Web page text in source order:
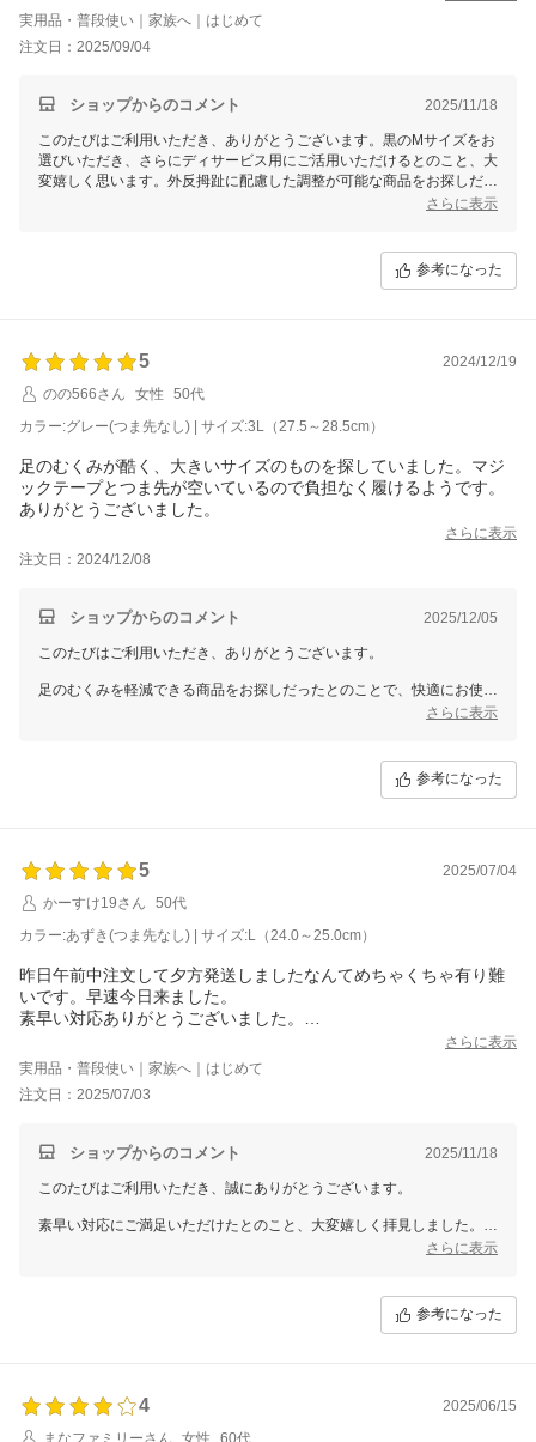
楽に履けるものを探してました
軽いし、安全に使用できそうです
実用品・普段使い｜家族へ｜はじめて
注文日：2025/09/04
ショップからのコメント 2025/11/18
このたびはご利用いただき、ありがとうございます。黒のMサイズをお
選びいただき、さらにディサービス用にご活用いただけるとのこと、大
変嬉しく思います。外反拇趾に配慮した調整が可能な商品をお探しだっ
たとのことで、軽さや安全性を感じていただけたこと、私たちにとって
さらに表示
参考になった
5
2024/12/19
のの566さん
女性
50代
カラー:グレー(つま先なし) | サイズ:3L（27.5～28.5cm）
足のむくみが酷く、大きいサイズのものを探していました。マジ
ックテープとつま先が空いているので負担なく履けるようです。
ありがとうございました。
さらに表示
注文日：2024/12/08
ショップからのコメント 2025/12/05
このたびはご利用いただき、ありがとうございます。
足のむくみを軽減できる商品をお探しだったとのことで、快適にお使い
いただけているようで大変嬉しく思います。マジックテープやつま先が
さらに表示
参考になった
5
2025/07/04
かーすけ19さん
50代
カラー:あずき(つま先なし) | サイズ:L（24.0～25.0cm）
昨日午前中注文して夕方発送しましたなんてめちゃくちゃ有り難
いです。早速今日来ました。
素早い対応ありがとうございました。
母の施設で履くのにつま先が、無いなんて凄く有り難いです。１
日履いてると蒸れるしつま先が無ければ蒸れないし凄くいいの見
つけられて大変満足です。
明日施設に持って行けるので良かったです。
さらに表示
実用品・普段使い｜家族へ｜はじめて
注文日：2025/07/03
ショップからのコメント 2025/11/18
このたびはご利用いただき、誠にありがとうございます。
素早い対応にご満足いただけたとのこと、大変嬉しく拝見しました。ま
た、つま先がないデザインが蒸れにくく、快適にお使いいただける点に
お母様が気に入ってくださることを願っております。これからもお客様
に喜んでいただける商品をお届けできるよう、努力を続けてまいりま
さらに表示
参考になった
4
2025/06/15
まなファミリーさん
女性
60代